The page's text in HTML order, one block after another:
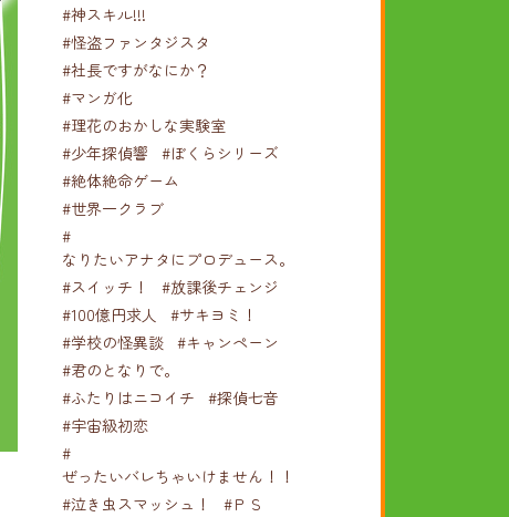
#神スキル!!!
#怪盗ファンタジスタ
#社長ですがなにか？
#マンガ化
#理花のおかしな実験室
#少年探偵響
#ぼくらシリーズ
#絶体絶命ゲーム
#世界一クラブ
#
なりたいアナタにプロデュース。
#スイッチ！
#放課後チェンジ
#100億円求人
#サキヨミ！
#学校の怪異談 #キャンペーン
#君のとなりで。
#ふたりはニコイチ
#探偵七音
#宇宙級初恋
#
ぜったいバレちゃいけません！！！
#泣き虫スマッシュ！
#ＰＳ